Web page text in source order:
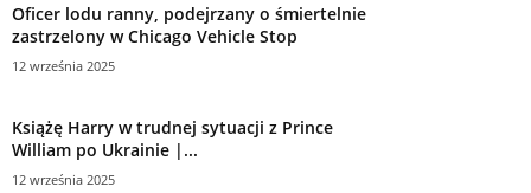
Oficer lodu ranny, podejrzany o śmiertelnie
zastrzelony w Chicago Vehicle Stop
12 września 2025
Książę Harry w trudnej sytuacji z Prince
William po Ukrainie |...
12 września 2025